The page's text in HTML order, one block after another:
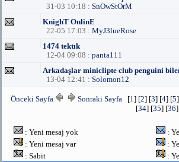
31-03 10:18 : SnOwStOrM
KnighT OnlinE
22-05 17:03 : MyJ3lueRose
1474 tektık
12-04 09:08 : panta111
Arkadaşlar miniclipte club penguini
13-04 12:41 : Solomon12
Önceki Sayfa Sonraki Sayfa [1] [2] [3] [4] [5
[34] [35] [36
: Yeni mesaj yok
: Yeni mesaj var
: Sabit
:
:
: